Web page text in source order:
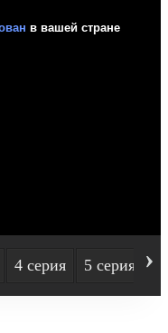
4 серия 5 серия ›